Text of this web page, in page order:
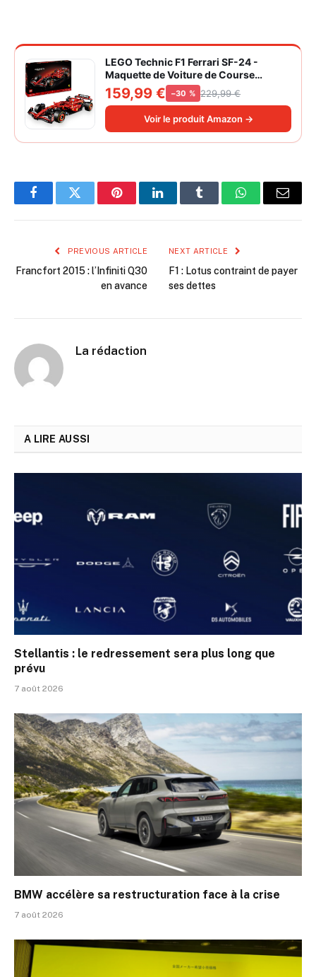
LEGO Technic F1 Ferrari SF-24 -
Maquette de Voiture de Course
Collector à Échelle 1/8 - Décoration -
Inclut Moteur V6, Boîte de Vitesses,
DRS et Volant - Idée de Cadeau pour
Adulte et Adolescent 42207
159,99 € −30 % 229,99 €
Voir le produit Amazon →
FacebookTwitter PinterestLinkedInTumblr WhatsAppEmail
PREVIOUS ARTICLE
Francfort 2015 : l’Infiniti Q30
en avance
NEXT ARTICLE
F1 : Lotus contraint de payer
ses dettes
La rédaction
A LIRE AUSSI
Stellantis : le redressement sera plus long que
prévu
7 août 2026
BMW accélère sa restructuration face à la crise
7 août 2026